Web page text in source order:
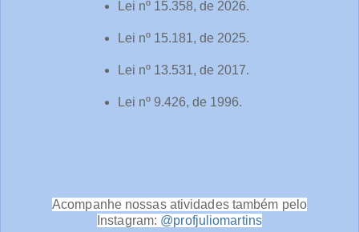
Lei nº 15.358, de 2026.
Lei nº 15.181, de 2025.
Lei nº 13.531, de 2017.
Lei nº 9.426, de 1996.
Acompanhe nossas atividades também pelo
Instagram: @profjuliomartins